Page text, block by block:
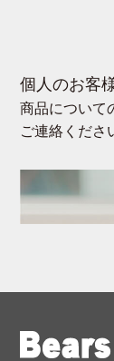
個人のお客
商品について
ご連絡くださ